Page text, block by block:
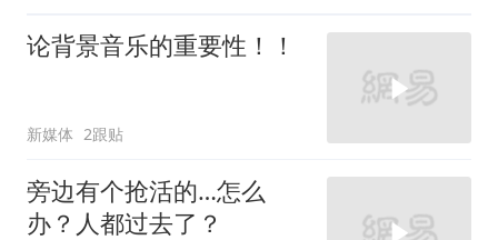
论背景音乐的重要性！！
新媒体 2跟贴
旁边有个抢活的…怎么
办？人都过去了？